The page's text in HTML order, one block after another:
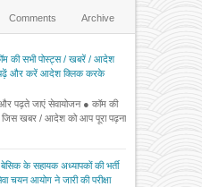
Comments Archive
की सभी पोस्ट्स / खबरें / आदेश
और करें आदेश क्लिक करके
पढ़ते जाएं सेवायोजन ● कॉम की
खबर / आदेश को आप पूरा पढ़ना
के सहायक अध्यापकों की भर्ती
चयन आयोग ने जारी की परीक्षा